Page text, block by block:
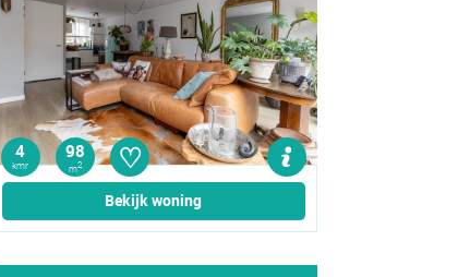
4
kmr
98
m2 ♡
Bekijk woning